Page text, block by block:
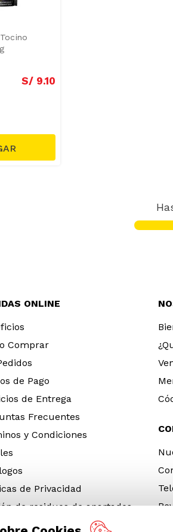
S/ 9.10
ONLINE
Comprar
de Pago
de Entrega
Frecuentes
y Condiciones
de Privacidad
de residuos de apartados